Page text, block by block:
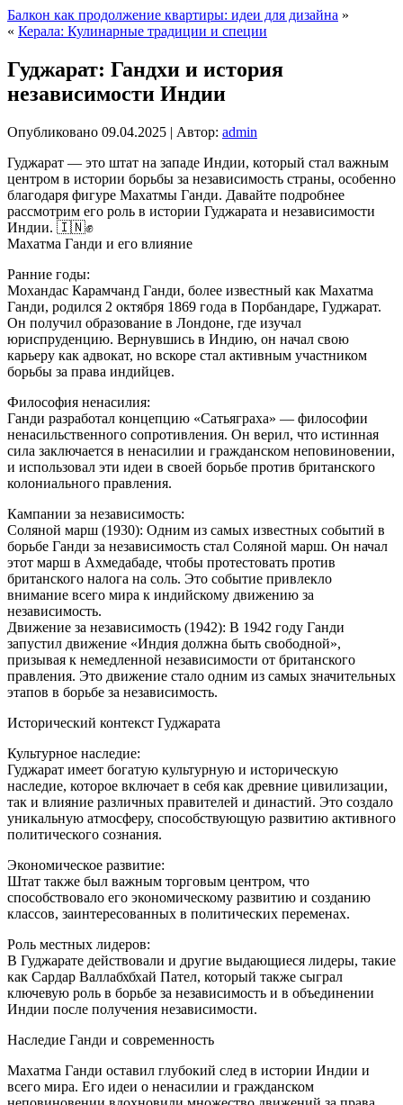
Балкон как продолжение квартиры: идеи для дизайна »
« Керала: Кулинарные традиции и специи
Гуджарат: Гандхи и история
независимости Индии
Опубликовано 09.04.2025 | Автор: admin
Гуджарат — это штат на западе Индии, который стал важным
центром в истории борьбы за независимость страны, особенно
благодаря фигуре Махатмы Ганди. Давайте подробнее
рассмотрим его роль в истории Гуджарата и независимости
Индии. 🇮🇳✊
Махатма Ганди и его влияние
Ранние годы:
Мохандас Карамчанд Ганди, более известный как Махатма
Ганди, родился 2 октября 1869 года в Порбандаре, Гуджарат.
Он получил образование в Лондоне, где изучал
юриспруденцию. Вернувшись в Индию, он начал свою
карьеру как адвокат, но вскоре стал активным участником
борьбы за права индийцев.
Философия ненасилия:
Ганди разработал концепцию «Сатьяграха» — философии
ненасильственного сопротивления. Он верил, что истинная
сила заключается в ненасилии и гражданском неповиновении,
и использовал эти идеи в своей борьбе против британского
колониального правления.
Кампании за независимость:
Соляной марш (1930): Одним из самых известных событий в
борьбе Ганди за независимость стал Соляной марш. Он начал
этот марш в Ахмедабаде, чтобы протестовать против
британского налога на соль. Это событие привлекло
внимание всего мира к индийскому движению за
независимость.
Движение за независимость (1942): В 1942 году Ганди
запустил движение «Индия должна быть свободной»,
призывая к немедленной независимости от британского
правления. Это движение стало одним из самых значительных
этапов в борьбе за независимость.
Исторический контекст Гуджарата
Культурное наследие:
Гуджарат имеет богатую культурную и историческую
наследие, которое включает в себя как древние цивилизации,
так и влияние различных правителей и династий. Это создало
уникальную атмосферу, способствующую развитию активного
политического сознания.
Экономическое развитие:
Штат также был важным торговым центром, что
способствовало его экономическому развитию и созданию
классов, заинтересованных в политических переменах.
Роль местных лидеров:
В Гуджарате действовали и другие выдающиеся лидеры, такие
как Сардар Валлабхбхай Пател, который также сыграл
ключевую роль в борьбе за независимость и в объединении
Индии после получения независимости.
Наследие Ганди и современность
Махатма Ганди оставил глубокий след в истории Индии и
всего мира. Его идеи о ненасилии и гражданском